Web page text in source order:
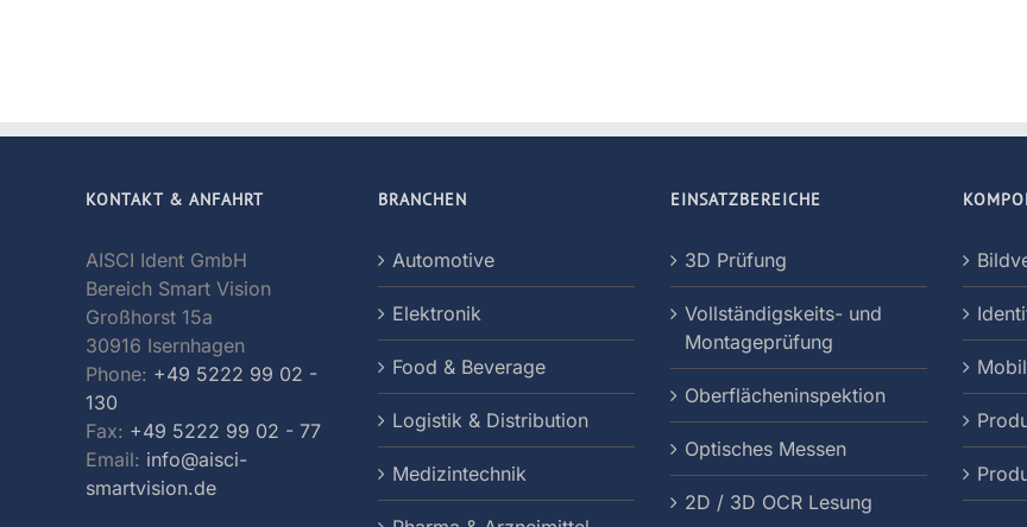
KONTAKT & ANFAHRT
AISCI Ident GmbH
Bereich Smart Vision
Großhorst 15a
30916 Isernhagen
Phone: +49 5222 99 02 -
130
Fax: +49 5222 99 02 - 77
Email: info@aisci-
smartvision.de
BRANCHEN
Automotive
Elektronik
Food & Beverage
Logistik & Distribution
Medizintechnik
EINSATZBEREICHE
3D Prüfung
Vollständigskeits- und
Montageprüfung
Oberflächeninspektion
Optisches Messen
2D / 3D OCR Lesung